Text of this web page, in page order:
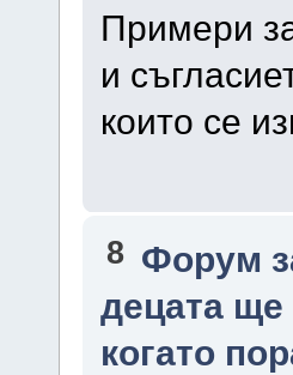
Примери
и
които се
8 Форум
децата ще
когато